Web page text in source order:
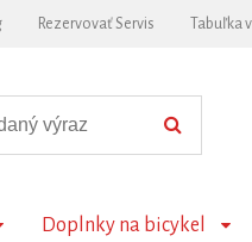
Rezervovať Servis Tabuľka
Doplnky na bicykel